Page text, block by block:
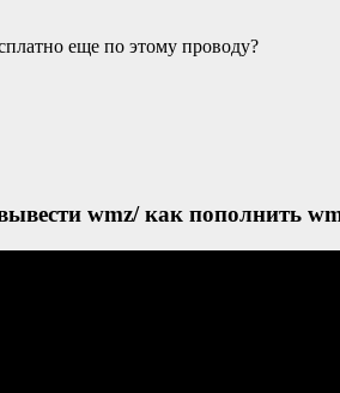
еще по этому проводу?
wmz/ как пополнить